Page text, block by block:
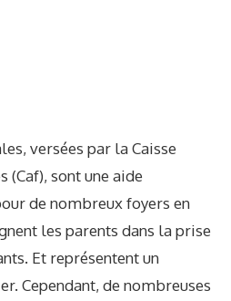
versées par la Caisse
(Caf), sont une aide
de nombreux foyers en
les parents dans la prise
Et représentent un
Cependant, de nombreuses